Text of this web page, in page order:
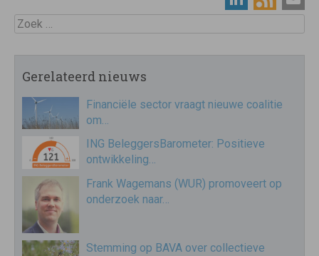
Zoek
Gerelateerd nieuws
Financiële sector vraagt nieuwe coalitie
om…
ING BeleggersBarometer: Positieve
ontwikkeling…
Frank Wagemans (WUR) promoveert op
onderzoek naar…
Stemming op BAVA over collectieve